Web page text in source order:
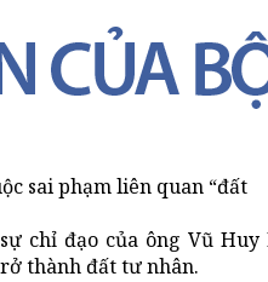
sai phạm liên quan “đất
chỉ đạo của ông Vũ
thành đất tư nhân.